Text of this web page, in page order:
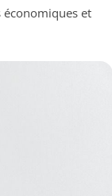
économiques et